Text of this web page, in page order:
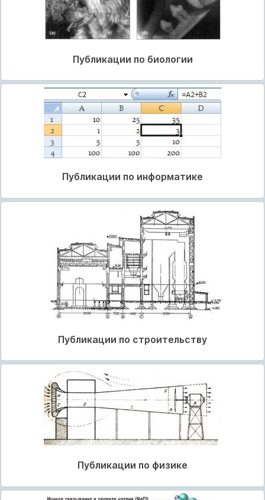
Публикации по биологии
Публикации по информатике
Публикации по строительству
Публикации по физике